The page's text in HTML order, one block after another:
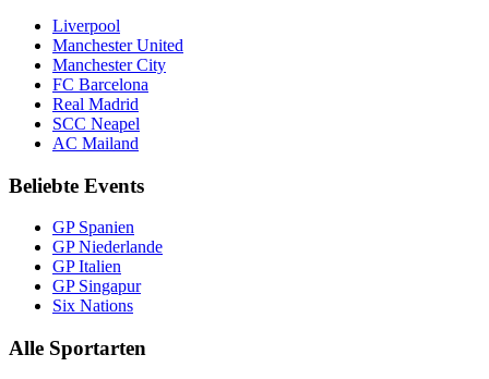
Liverpool
Manchester United
Manchester City
FC Barcelona
Real Madrid
SCC Neapel
AC Mailand
Beliebte Events
GP Spanien
GP Niederlande
GP Italien
GP Singapur
Six Nations
Alle Sportarten